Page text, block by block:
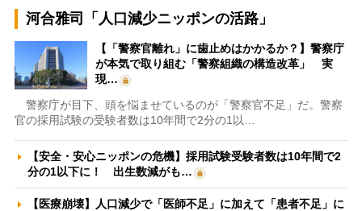
河合雅司「人口減少ニッポンの活路」
【「警察官離れ」に歯止めはかかるか？】警察庁
が本気で取り組む「警察組織の構造改革」 実
現…
警察庁が目下、頭を悩ませているのが「警察官不足」だ。警察
官の採用試験の受験者数は10年間で2分の1以…
【安全・安心ニッポンの危機】採用試験受験者数は10年間で2
分の1以下に！ 出生数減がも…
【医療崩壊】人口減少で「医師不足」に加えて「患者不足」に